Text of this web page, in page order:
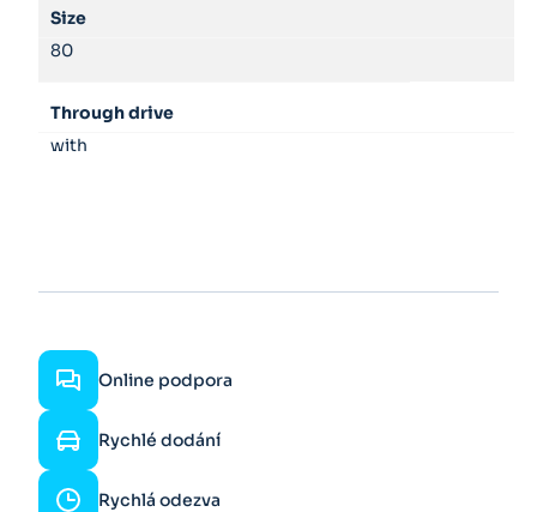
Size
80
Through drive
with
Online podpora
Rychlé dodání
Rychlá odezva